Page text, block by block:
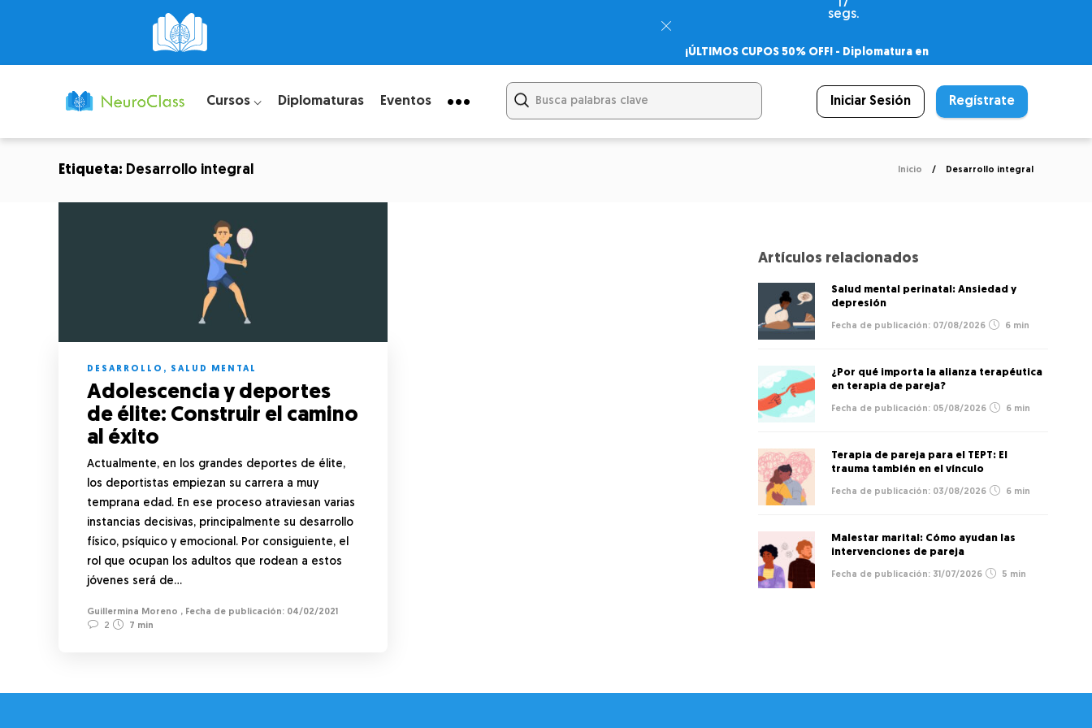
16
segs.
¡ÚLTIMOS CUPOS 50% OFF! - Diplomatura en
– Certificado Universitario
Cursos ⌵ Diplomaturas Eventos Iniciar Sesión Regístrate
Etiqueta: Desarrollo integral Inicio Desarrollo integral
DESARROLLO , SALUD MENTAL
Adolescencia y deportes
de élite: Construir el camino
al éxito
Actualmente, en los grandes deportes de élite,
los deportistas empiezan su carrera a muy
temprana edad. En ese proceso atraviesan varias
instancias decisivas, principalmente su desarrollo
físico, psíquico y emocional. Por consiguiente, el
rol que ocupan los adultos que rodean a estos
jóvenes será de…
Guillermina Moreno ,
04/02/2021
2
7 min
Artículos relacionados
Salud mental perinatal: Ansiedad y
depresión
07/08/2026 6 min
¿Por qué importa la alianza terapéutica
en terapia de pareja?
05/08/2026 6 min
Terapia de pareja para el TEPT: El
trauma también en el vínculo
03/08/2026 6 min
Malestar marital: Cómo ayudan las
intervenciones de pareja
31/07/2026 5 min